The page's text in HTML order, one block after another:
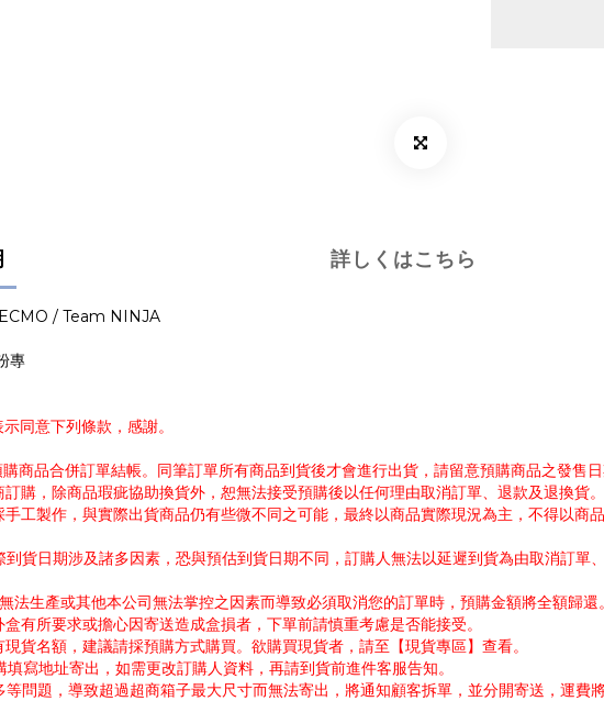
詳しくはこちら
/ Team NINJA
專
同意下列條款，感謝。
商品合併訂單結帳。同筆訂單所有商品到貨後才會進行出貨，請留意預購商品之發售日
購，除商品瑕疵協助換貨外，恕無法接受預購後以任何理由取消訂單、退款及退換貨。
工製作，與實際出貨商品仍有些微不同之可能，最終以商品實際現況為主，不得以
貨日期涉及諸多因素，恐與預估到貨日期不同，訂購人無法以延遲到貨為由取消訂單
法生產或其他本公司無法掌控之因素而導致必須取消您的訂單時，預購金額將全額歸還。
有所要求或擔心因寄送造成盒損者，下單前請慎重考慮是否能接受。
貨名額，建議請採預購方式購買。欲購買現貨者，請至【現貨專區】查看。
寫地址寄出，如需更改訂購人資料，再請到貨前進件客服告知。
問題，導致超過超商箱子最大尺寸而無法寄出，將通知顧客拆單，並分開寄送，運費將